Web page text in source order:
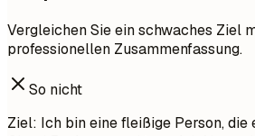
Vergleichen Sie ein schwaches Ziel
professionellen Zusammenfassung.
So nicht
Ziel: Ich bin eine fleißige Person,